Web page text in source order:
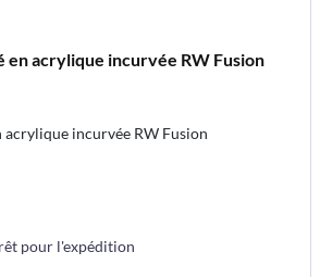
en acrylique incurvée RW Fusion
acrylique incurvée RW Fusion
pour l'expédition